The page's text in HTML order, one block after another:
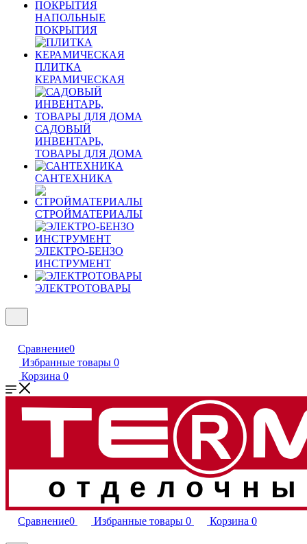
НАПОЛЬНЫЕ
ПОКРЫТИЯ
ПЛИТКА
КЕРАМИЧЕСКАЯ
САДОВЫЙ
ИНВЕНТАРЬ,
ТОВАРЫ ДЛЯ ДОМА
САНТЕХНИКА
СТРОЙМАТЕРИАЛЫ
ЭЛЕКТРО-БЕНЗО
ИНСТРУМЕНТ
ЭЛЕКТРОТОВАРЫ
Сравнение0
Избранные товары 0
Корзина 0
Сравнение0 Избранные товары 0 Корзина 0